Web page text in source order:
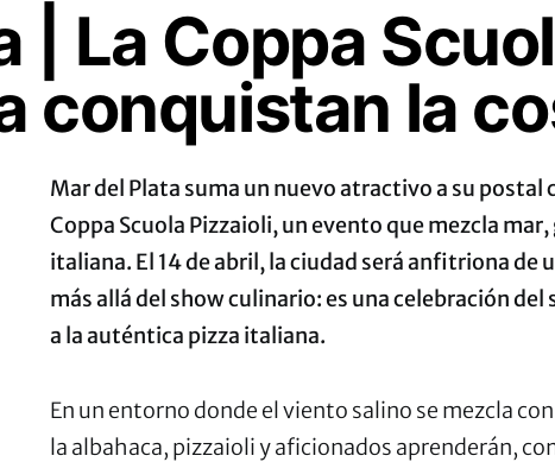
| La Coppa
conquistan la
Mar del Plata suma un nuevo atractivo a su postal
Coppa Scuola Pizzaioli, un evento que mezcla
italiana. El 14 de abril, la ciudad será anfitriona de
más allá del show culinario: es una celebración del
a la auténtica pizza italiana.
En un entorno donde el viento salino se mezcla
la albahaca, pizzaioli y aficionados aprenderán,